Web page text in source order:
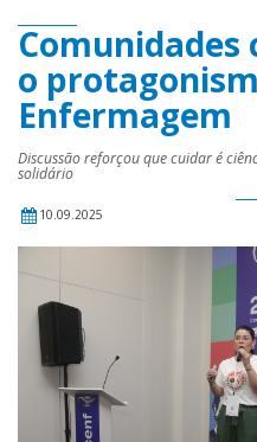
Comunidades
o
Enfermagem
Discussão reforçou que cuidar é
solidário
10.09.2025